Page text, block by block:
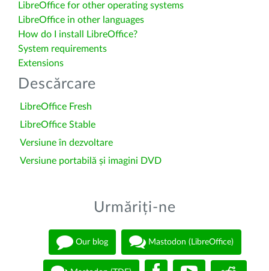
LibreOffice for other operating systems
LibreOffice in other languages
How do I install LibreOffice?
System requirements
Extensions
Descărcare
LibreOffice Fresh
LibreOffice Stable
Versiune în dezvoltare
Versiune portabilă și imagini DVD
Urmăriți-ne
Our blog Mastodon (LibreOffice)